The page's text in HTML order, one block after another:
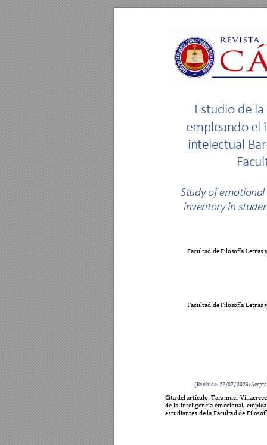
Estudio de la
empleandoel i
intelectual Bar
Facul
Study of emotional
inventory in stude
Facultad de Filosofía Letras
Facultad de Filosofía Letras
(Recibido: 27/07/2023;
Cita del artículo: Taramuel-Villacre
de la inteligencia emocional,
estudiantes de la Facultad de